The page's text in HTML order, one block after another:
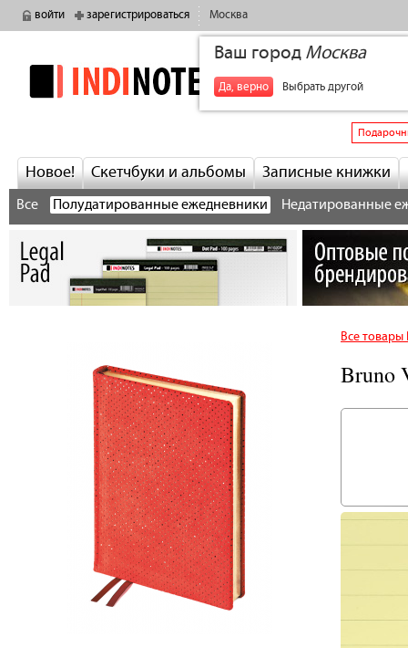
войти зарегистрироваться Москва
Ваш город Москва
Да, верно Выбрать другой
indinotes
Новое! Скетчбуки и альбомы Записные книжки
Все Полудатированные ежедневники Недатированные
Все товары
Bruno